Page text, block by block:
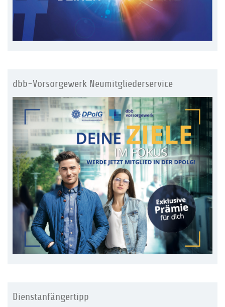
dbb-Vorsorgewerk Neumitgliederservice
Dienstanfängertipp